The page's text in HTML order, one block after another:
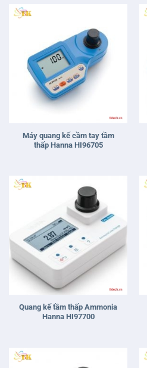
Máy quang kế cầm tay tầm
thấp Hanna HI96705
Quang kế tầm thấp Ammonia
Hanna HI97700